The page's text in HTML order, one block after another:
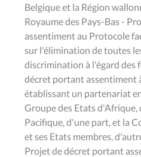
Belgique et la Région
Royaume des Pays-Bas -
assentiment au Protocole
sur l'élimination de toutes
discrimination à l'égard des
décret portant assentiment
établissant un partenariat
Groupe des Etats d'Afrique,
Pacifique, d'une part, et la
et ses Etats membres,
Projet de décret portant